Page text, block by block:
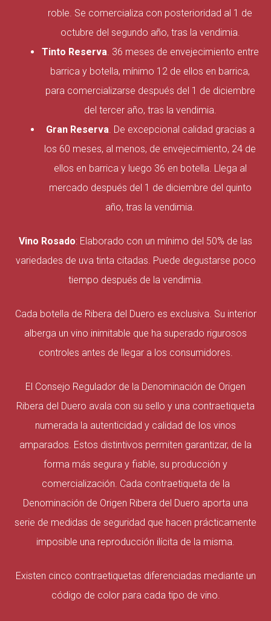
roble. Se comercializa con posterioridad al 1 de
octubre del segundo año, tras la vendimia.
Tinto Reserva. 36 meses de envejecimiento entre
barrica y botella, mínimo 12 de ellos en barrica,
para comercializarse después del 1 de diciembre
del tercer año, tras la vendimia.
Gran Reserva. De excepcional calidad gracias a
los 60 meses, al menos, de envejecimiento, 24 de
ellos en barrica y luego 36 en botella. Llega al
mercado después del 1 de diciembre del quinto
año, tras la vendimia.
Vino Rosado: Elaborado con un mínimo del 50% de las
variedades de uva tinta citadas. Puede degustarse poco
tiempo después de la vendimia.
Cada botella de Ribera del Duero es exclusiva. Su interior
alberga un vino inimitable que ha superado rigurosos
controles antes de llegar a los consumidores.
El Consejo Regulador de la Denominación de Origen
Ribera del Duero avala con su sello y una contraetiqueta
numerada la autenticidad y calidad de los vinos
amparados. Estos distintivos permiten garantizar, de la
forma más segura y fiable, su producción y
comercialización. Cada contraetiqueta de la
Denominación de Origen Ribera del Duero aporta una
serie de medidas de seguridad que hacen prácticamente
imposible una reproducción ilícita de la misma.
Existen cinco contraetiquetas diferenciadas mediante un
código de color para cada tipo de vino.